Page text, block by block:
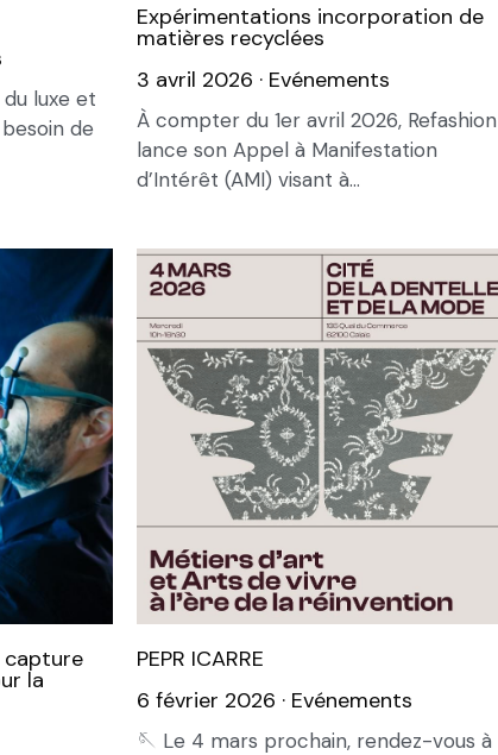
luxe et
de
Expérimentations incorporation de
matières recyclées
3 avril 2026 · Evénements
À compter du 1er avril 2026, Refashion
lance son Appel à Manifestation
d’Intérêt (AMI) visant à...
capture
la
PEPR ICARRE
6 février 2026 · Evénements
🪡 Le 4 mars prochain, rendez-vous à